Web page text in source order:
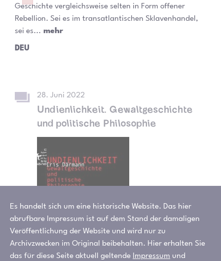
Geschichte vergleichsweise selten in Form offener
Rebellion. Sei es im transatlantischen Sklavenhandel,
sei es... mehr
DEU
28. Juni 2022
Undienlichkeit. Gewaltgeschichte
und politische Philosophie
Es handelt sich um eine historische Website. Das hier
abrufbare Impressum ist auf dem Stand der damaligen
Veröffentlichung der Website und wird nur zu
Archivzwecken im Original beibehalten. Hier erhalten Sie
das für diese Seite aktuell geltende Impressum und
Failed to initialize plugin: wplink